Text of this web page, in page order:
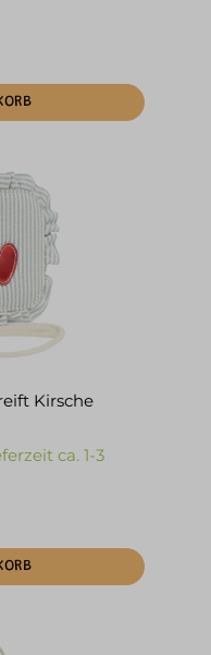
Kirsche
ca. 1-3